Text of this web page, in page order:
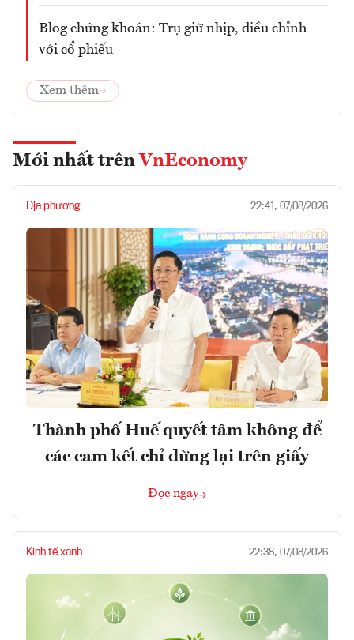
Blog chứng khoán: Trụ giữ nhịp, điều chỉnh
với cổ phiếu
Xem thêm
Mới nhất trên VnEconomy
Địa phương 22:41, 07/08/2026
Thành phố Huế quyết tâm không để
các cam kết chỉ dừng lại trên giấy
Đọc ngay
Kinh tế xanh 22:38, 07/08/2026